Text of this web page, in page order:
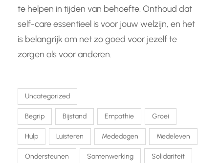
te helpen in tijden van behoefte. Onthoud dat
self-care essentieel is voor jouw welzijn, en het
is belangrijk om net zo goed voor jezelf te
zorgen als voor anderen.
Uncategorized
Begrip Bijstand Empathie Groei
Hulp Luisteren Mededogen Medeleven
Ondersteunen Samenwerking Solidariteit